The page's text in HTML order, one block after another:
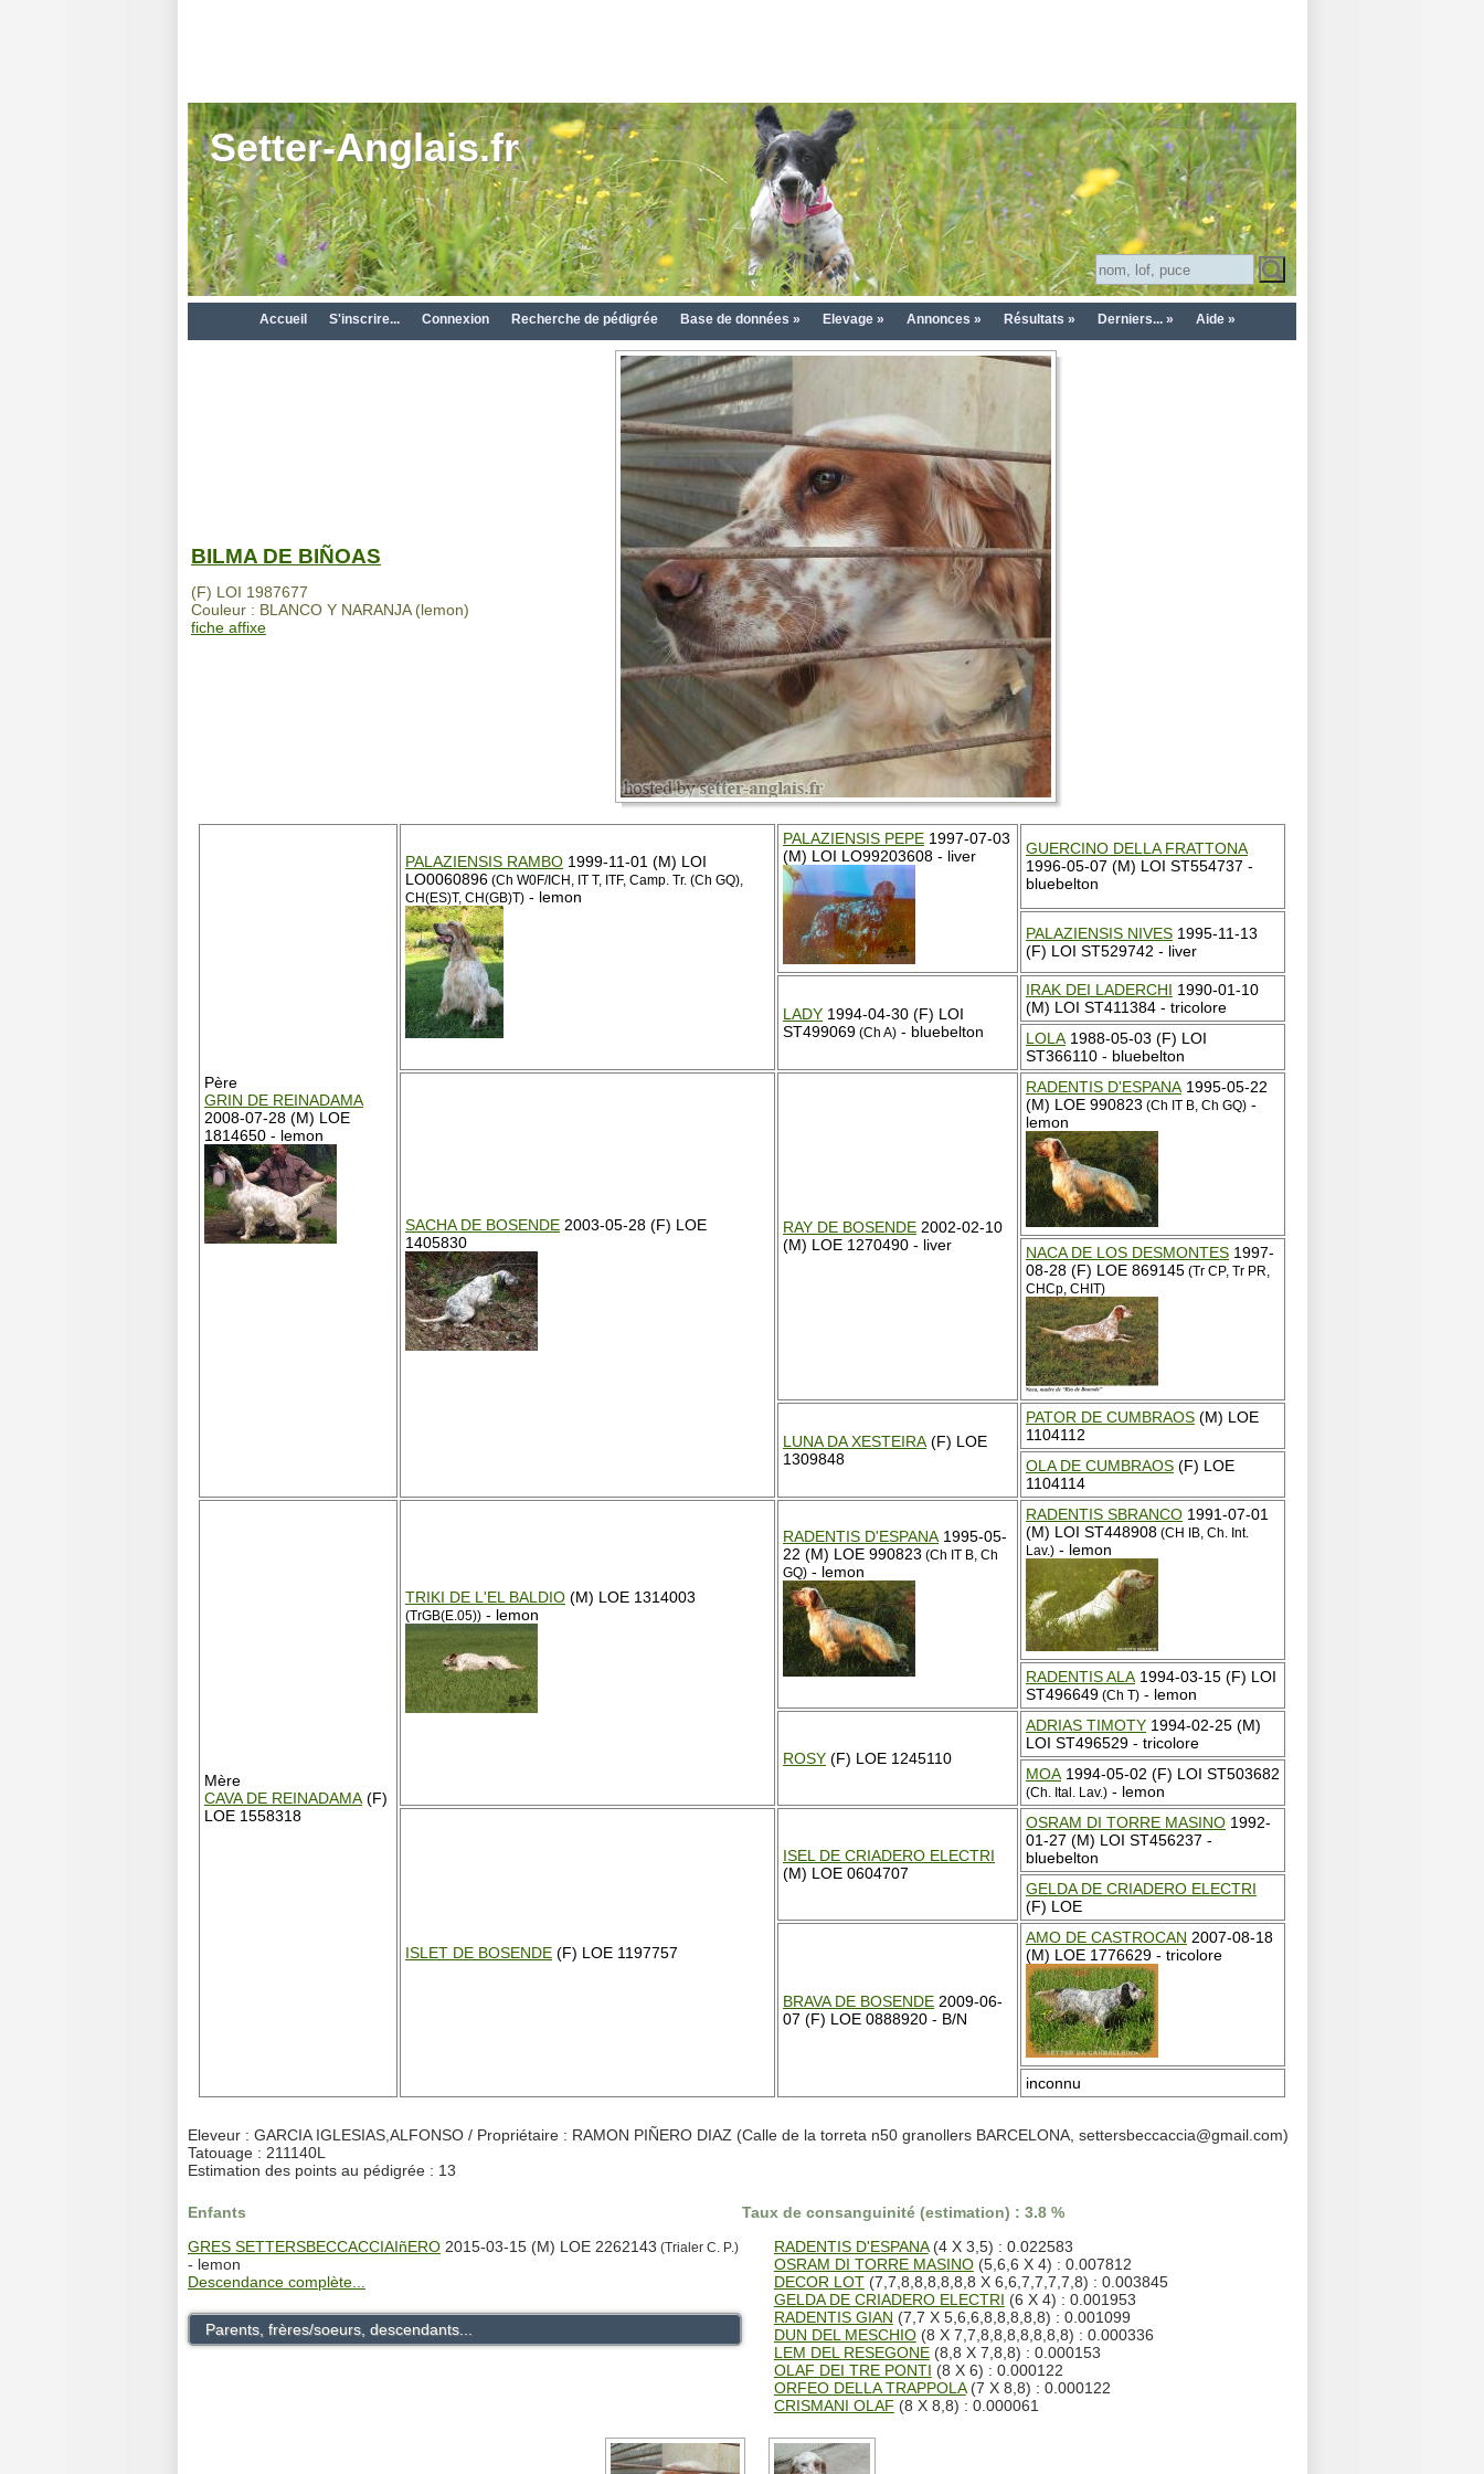
Setter-Anglais.fr
Accueil S'inscrire... Connexion Recherche de pédigrée Base de données » Elevage » Annonces » Résultats » Derniers... » Aide »
BILMA DE BIÑOAS
(F) LOI 1987677
Couleur : BLANCO Y NARANJA (lemon)
fiche affixe
Père
GRIN DE REINADAMA
2008-07-28 (M) LOE
1814650 - lemon
PALAZIENSIS RAMBO 1999-11-01 (M) LOI
LO0060896 (Ch W0F/ICH, IT T, ITF, Camp. Tr. (Ch GQ),
CH(ES)T, CH(GB)T) - lemon
PALAZIENSIS PEPE 1997-07-03
(M) LOI LO99203608 - liver
GUERCINO DELLA FRATTONA
1996-05-07 (M) LOI ST554737 -
bluebelton
PALAZIENSIS NIVES 1995-11-13
(F) LOI ST529742 - liver
LADY 1994-04-30 (F) LOI
ST499069 (Ch A) - bluebelton
IRAK DEI LADERCHI 1990-01-10
(M) LOI ST411384 - tricolore
LOLA 1988-05-03 (F) LOI
ST366110 - bluebelton
SACHA DE BOSENDE 2003-05-28 (F) LOE
1405830
RAY DE BOSENDE 2002-02-10
(M) LOE 1270490 - liver
RADENTIS D'ESPANA 1995-05-22
(M) LOE 990823 (Ch IT B, Ch GQ) -
lemon
NACA DE LOS DESMONTES 1997-
08-28 (F) LOE 869145 (Tr CP, Tr PR,
CHCp, CHIT)
LUNA DA XESTEIRA (F) LOE
1309848
PATOR DE CUMBRAOS (M) LOE
1104112
OLA DE CUMBRAOS (F) LOE
1104114
Mère
CAVA DE REINADAMA (F)
LOE 1558318
TRIKI DE L'EL BALDIO (M) LOE 1314003
(TrGB(E.05)) - lemon
RADENTIS D'ESPANA 1995-05-
22 (M) LOE 990823 (Ch IT B, Ch
GQ) - lemon
RADENTIS SBRANCO 1991-07-01
(M) LOI ST448908 (CH IB, Ch. Int.
Lav.) - lemon
RADENTIS ALA 1994-03-15 (F) LOI
ST496649 (Ch T) - lemon
ROSY (F) LOE 1245110
ADRIAS TIMOTY 1994-02-25 (M)
LOI ST496529 - tricolore
MOA 1994-05-02 (F) LOI ST503682
(Ch. Ital. Lav.) - lemon
ISLET DE BOSENDE (F) LOE 1197757
ISEL DE CRIADERO ELECTRI
(M) LOE 0604707
OSRAM DI TORRE MASINO 1992-
01-27 (M) LOI ST456237 -
bluebelton
GELDA DE CRIADERO ELECTRI
(F) LOE
BRAVA DE BOSENDE 2009-06-
07 (F) LOE 0888920 - B/N
AMO DE CASTROCAN 2007-08-18
(M) LOE 1776629 - tricolore
inconnu
Eleveur : GARCIA IGLESIAS,ALFONSO / Propriétaire : RAMON PIÑERO DIAZ (Calle de la torreta n50 granollers BARCELONA, settersbeccaccia@gmail.com)
Tatouage : 211140L
Estimation des points au pédigrée : 13
Enfants
GRES SETTERSBECCACCIAIñERO 2015-03-15 (M) LOE 2262143 (Trialer C. P.)
- lemon
Descendance complète...
Parents, frères/soeurs, descendants...
Taux de consanguinité (estimation) : 3.8 %
RADENTIS D'ESPANA(4 X 3,5) : 0.022583
OSRAM DI TORRE MASINO(5,6,6 X 4) : 0.007812
DECOR LOT(7,7,8,8,8,8,8,8 X 6,6,7,7,7,7,8) : 0.003845
GELDA DE CRIADERO ELECTRI (6 X 4) : 0.001953
RADENTIS GIAN (7,7 X 5,6,6,8,8,8,8,8) : 0.001099
DUN DEL MESCHIO(8 X 7,7,8,8,8,8,8,8,8) : 0.000336
LEM DEL RESEGONE(8,8 X 7,8,8) : 0.000153
OLAF DEI TRE PONTI (8 X 6) : 0.000122
ORFEO DELLA TRAPPOLA(7 X 8,8) : 0.000122
CRISMANI OLAF (8 X 8,8) : 0.000061